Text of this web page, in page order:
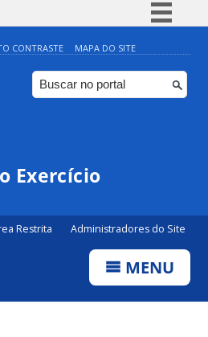
Simplifique!
Comunica BR
Participe
Canais
CONTRASTE MAPA DO SITE
Exercício
Restrita Administradores do Site
MENU